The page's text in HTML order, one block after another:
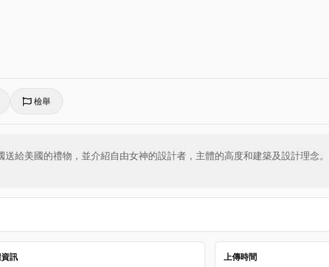
檢舉
給美國的禮物，並介紹自由女神的設計者，主體的高度和建築及設計理念
訊 上傳時間